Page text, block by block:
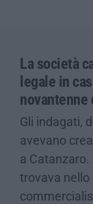
La società
legale in
novantenne
Gli indagati,
avevano
a Catanzaro.
trovava nello